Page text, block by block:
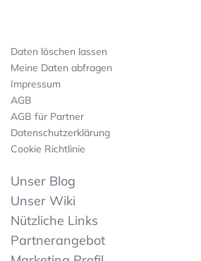
Daten löschen lassen
Meine Daten abfragen
Impressum
AGB
AGB für Partner
Datenschutzerklärung
Cookie Richtlinie
Unser Blog
Unser Wiki
Nützliche Links
Partnerangebot